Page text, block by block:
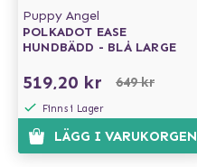
Puppy Angel
POLKADOT EASE
HUNDBÄDD - BLÅ LARGE
519,20 kr 649 kr
Finns i Lager
LÄGG I VARUKORGEN